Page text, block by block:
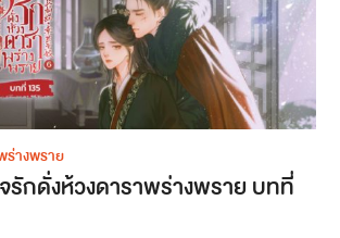
ร่างพราย
รักดั่งห้วงดาราพร่างพราย บทที่